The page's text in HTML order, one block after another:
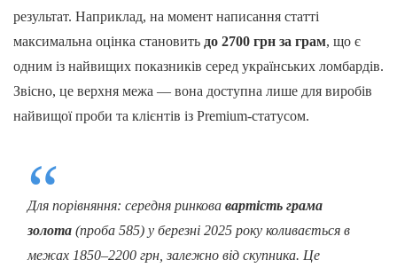
результат. Наприклад, на момент написання статті
максимальна оцінка становить до 2700 грн за грам, що є
одним із найвищих показників серед українських ломбардів.
Звісно, це верхня межа — вона доступна лише для виробів
найвищої проби та клієнтів із Premium-статусом.
Для порівняння: середня ринкова вартість грама
золота (проба 585) у березні 2025 року коливається в
межах 1850–2200 грн, залежно від скупника. Це